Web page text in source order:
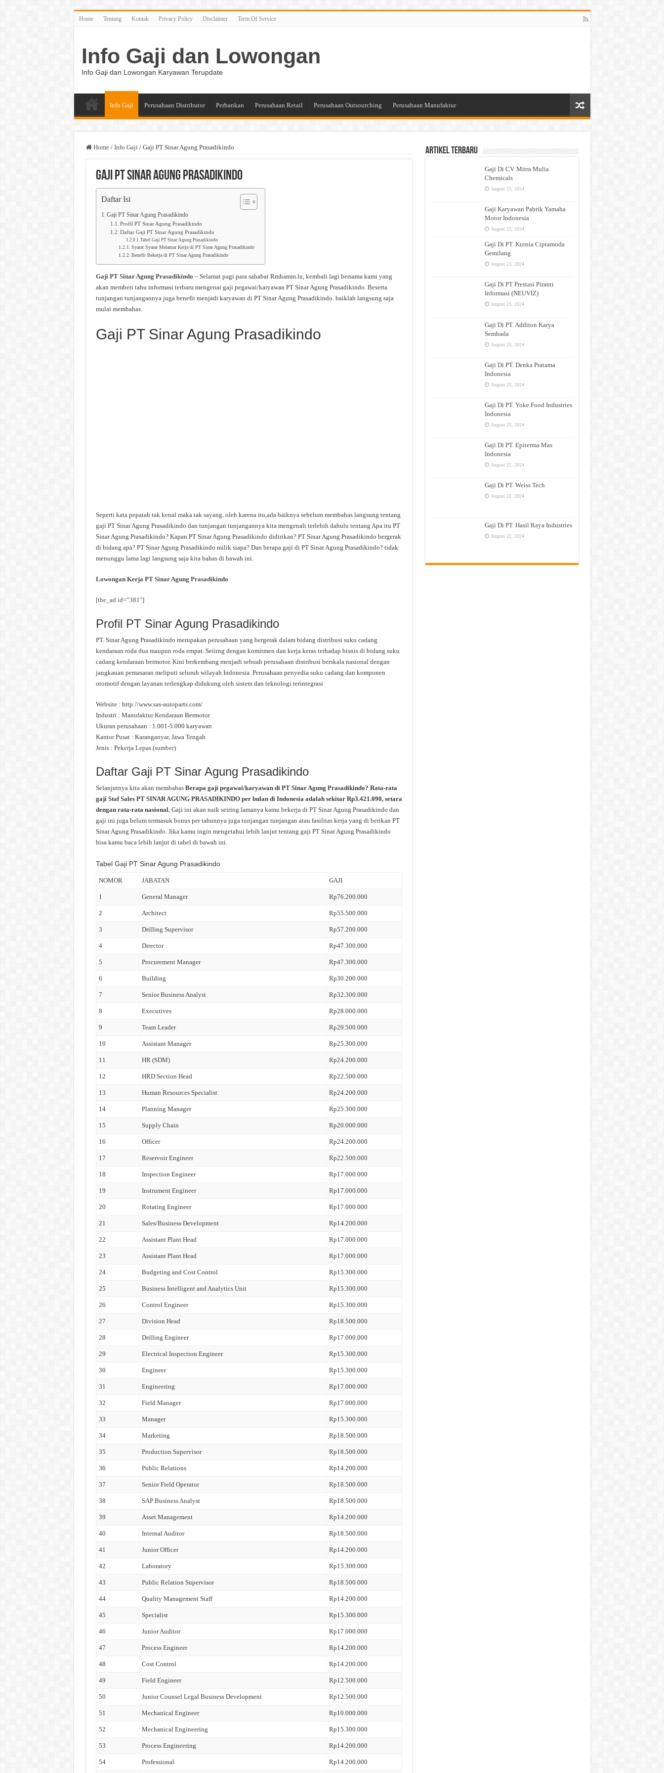
Home Tentang Kontak Privacy Policy Disclaimer Term Of Service
Info Gaji dan Lowongan
Info Gaji dan Lowongan Karyawan Terupdate
Info Gaji Perusahaan Distributor Perbankan Perusahaan Retail Perusahaan Outsourching Perusahaan Manufaktur
Home / Info Gaji / Gaji PT Sinar Agung Prasadikindo
Gaji PT Sinar Agung Prasadikindo
Daftar Isi
Gaji PT Sinar Agung Prasadikindo
Profil PT Sinar Agung Prasadikindo
Daftar Gaji PT Sinar Agung Prasadikindo
Tabel Gaji PT Sinar Agung Prasadikindo
Syarat Syarat Melamar Kerja di PT Sinar Agung Prasadikindo
Benefit Bekerja di PT Sinar Agung Prasadikindo
Gaji PT Sinar Agung Prasadikindo – Selamat pagi para sahabat Rmhamm.lu, kembali lagi bersama kami yang
akan memberi tahu informasi terbaru mengenai gaji pegawai/karyawan PT Sinar Agung Prasadikindo. Beserta
tunjangan tunjangannya juga benefit menjadi karyawan di PT Sinar Agung Prasadikindo. baiklah langsung saja
mulai membahas.
Gaji PT Sinar Agung Prasadikindo
Seperti kata pepatah tak kenal maka tak sayang. oleh karena itu,ada baiknya sebelum membahas langsung tentang
gaji PT Sinar Agung Prasadikindo dan tunjangan tunjangannya kita mengenali terlebih dahulu tentang Apa itu PT
Sinar Agung Prasadikindo? Kapan PT Sinar Agung Prasadikindo didirikan? PT Sinar Agung Prasadikindo bergerak
di bidang apa? PT Sinar Agung Prasadikindo milik siapa? Dan berapa gaji di PT Sinar Agung Prasadikindo? tidak
menunggu lama lagi langsung saja kita bahas di bawah ini.
Lowongan Kerja PT Sinar Agung Prasadikindo
[the_ad id=”381″]
Profil PT Sinar Agung Prasadikindo
PT. Sinar Agung Prasadikindo merupakan perusahaan yang bergerak dalam bidang distribusi suku cadang
kendaraan roda dua maupun roda empat. Seiirng dengan komitmen dan kerja keras terhadap bisnis di bidang suku
cadang kendaraan bermotor. Kini berkembang menjadi sebuah perusahaan distribusi berskala nasional dengan
jangkauan pemasaran meliputi seluruh wilayah Indonesia. Perusahaan penyedia suku cadang dan komponen
otomotif dengan layanan terlengkap didukung oleh sistem dan teknologi terintegrasi
Website : http://www.sas-autoparts.com/
Industri : Manufaktur Kendaraan Bermotor
Ukuran perusahaan : 1.001-5.000 karyawan
Kantor Pusat : Karanganyar, Jawa Tengah
Jenis : Pekerja Lepas (sumber)
Daftar Gaji PT Sinar Agung Prasadikindo
Selanjutnya kita akan membahas Berapa gaji pegawai/karyawan di PT Sinar Agung Prasadikindo? Rata-rata
gaji Staf Sales PT SINAR AGUNG PRASADIKINDO per bulan di Indonesia adalah sekitar Rp3.421.090, setara
dengan rata-rata nasional.Gaji ini akan naik seiring lamanya kamu bekerja di PT Sinar Agung Prasadikindo dan
gaji ini juga belum termasuk bonus per tahunnya juga tunjangan tunjangan atau fasilitas kerja yang di berikan PT
Sinar Agung Prasadikindo. Jika kamu ingin mengetahui lebih lanjut tentang gaji PT Sinar Agung Prasadikindo
bisa kamu baca lebih lanjut di tabel di bawah ini.
Tabel Gaji PT Sinar Agung Prasadikindo
NOMOR JABATAN GAJI
1 General Manager Rp76.200.000
2 Architect Rp55.500.000
3 Drilling Supervisor Rp57.200.000
4 Director Rp47.300.000
5 Procurement Manager Rp47.300.000
6 Building Rp30.200.000
7 Senior Business Analyst Rp32.300.000
8 Executives Rp28.000.000
9 Team Leader Rp29.500.000
10 Assistant Manager Rp25.300.000
11 HR (SDM) Rp24.200.000
12 HRD Section Head Rp22.500.000
13 Human Resources Specialist Rp24.200.000
14 Planning Manager Rp25.300.000
15 Supply Chain Rp20.000.000
16 Officer Rp24.200.000
17 Reservoir Engineer Rp22.500.000
18 Inspection Engineer Rp17.000.000
19 Instrument Engineer Rp17.000.000
20 Rotating Engineer Rp17.000.000
21 Sales/Business Development Rp14.200.000
22 Assistant Plant Head Rp17.000.000
23 Assistant Plant Head Rp17.000.000
24 Budgeting and Cost Control Rp15.300.000
25 Business Intelligent and Analytics Unit Rp15.300.000
26 Control Engineer Rp15.300.000
27 Division Head Rp18.500.000
28 Drilling Engineer Rp17.000.000
29 Electrical Inspection Engineer Rp15.300.000
30 Engineer Rp15.300.000
31 Engineering Rp17.000.000
32 Field Manager Rp17.000.000
33 Manager Rp15.300.000
34 Marketing Rp18.500.000
35 Production Supervisor Rp18.500.000
36 Public Relations Rp14.200.000
37 Senior Field Operator Rp18.500.000
38 SAP Business Analyst Rp18.500.000
39 Asset Management Rp14.200.000
40 Internal Auditor Rp18.500.000
41 Junior Officer Rp14.200.000
42 Laboratory Rp15.300.000
43 Public Relation Supervisor Rp18.500.000
44 Quality Management Staff Rp14.200.000
45 Specialist Rp15.300.000
46 Junior Auditor Rp17.000.000
47 Process Engineer Rp14.200.000
48 Cost Control Rp14.200.000
49 Field Engineer Rp12.500.000
50 Junior Counsel Legal Business Development Rp12.500.000
51 Mechanical Engineer Rp10.000.000
52 Mechanical Engineering Rp15.300.000
53 Process Engineering Rp14.200.000
54 Professional Rp14.200.000
Artikel Terbaru
Gaji Di CV. Mitra Mulia
Chemicals
August 23, 2024
Gaji Karyawan Pabrik Yamaha
Motor Indonesia
August 23, 2024
Gaji Di PT. Kurnia Ciptamoda
Gemilang
August 23, 2024
Gaji Di PT Prestasi Piranti
Informasi (NEUVIZ)
August 23, 2024
Gaji Di PT. Additon Karya
Sembada
August 23, 2024
Gaji Di PT. Denka Pratama
Indonesia
August 23, 2024
Gaji Di PT. Yoke Food Industries
Indonesia
August 23, 2024
Gaji Di PT. Epiterma Mas
Indonesia
August 22, 2024
Gaji Di PT. Weiss Tech
August 22, 2024
Gaji Di PT. Hasil Raya Industries
August 22, 2024